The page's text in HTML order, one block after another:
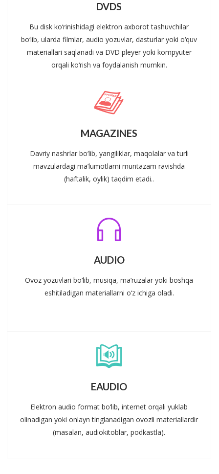
DVDS
Bu disk ko‘rinishidagi elektron axborot tashuvchilar
bo‘lib, ularda filmlar, audio yozuvlar, dasturlar yoki o‘quv
materiallari saqlanadi va DVD pleyer yoki kompyuter
orqali ko‘rish va foydalanish mumkin.
MAGAZINES
Davriy nashrlar bo‘lib, yangiliklar, maqolalar va turli
mavzulardagi ma’lumotlarni muntazam ravishda
(haftalik, oylik) taqdim etadi..
AUDIO
Ovoz yozuvlari bo‘lib, musiqa, ma’ruzalar yoki boshqa
eshitiladigan materiallarni o‘z ichiga oladi.
EAUDIO
Elektron audio format bo‘lib, internet orqali yuklab
olinadigan yoki onlayn tinglanadigan ovozli materiallardir
(masalan, audiokitoblar, podkastla).